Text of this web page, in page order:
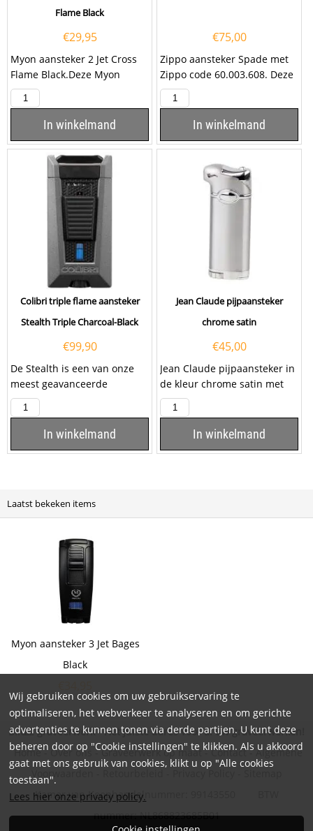
Flame Black
€29,95
Myon aansteker 2 Jet Cross
Flame Black.Deze Myon
aansteker heeft een zwarte
afwerking. De aansteker...
In winkelmand
€75,00
Zippo aansteker Spade met
Zippo code 60.003.608. Deze
mat zwarte aansteker is aan
de voorzijde...
In winkelmand
Colibri triple flame aansteker
Stealth Triple Charcoal-Black
€99,90
De Stealth is een van onze
meest geavanceerde
aanstekers ooit: met
piramidevormige
drievoudige...
In winkelmand
Jean Claude pijpaansteker
chrome satin
€45,00
Jean Claude pijpaansteker in
de kleur chrome satin met
een eenvoudige bediening
via de...
In winkelmand
Laatst bekeken items
Myon aansteker 3 Jet Bages
Black
BlitZz graveerwerk - Hét juiste adres voor al uw graveerwerken!
Home- Over ons -Graveerwerk op maat -Contact- Algemene
Voorwaarden
Kamer van Koophandelnummer: 99143550 BTW
nummer: NL868823685B01
Wij gebruiken cookies om uw gebruikservaring te
optimaliseren, het webverkeer te analyseren en om gerichte
advertenties te kunnen tonen via derde partijen. U kunt deze
beheren door op "Cookie instellingen" te klikken. Als u akkoord
gaat met ons gebruik van cookies, klikt u op "Alle cookies
toestaan".
Lees hier onze privacy policy.